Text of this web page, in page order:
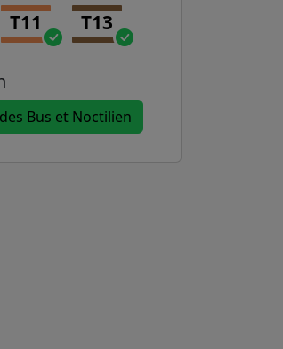
T11 T13
Bus et Noctilien